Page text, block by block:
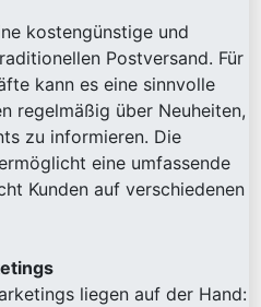
kostengünstige und
Postversand. Für
kann es eine sinnvolle
regelmäßig über Neuheiten,
zu informieren. Die
eine umfassende
Kunden auf verschiedenen
liegen auf der Hand: